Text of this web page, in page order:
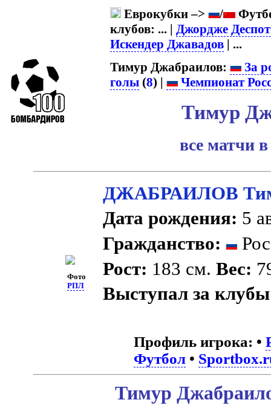
Еврокубки –> /
клубов: ... | Джордже
Искендер Джавадов | ...
Тимур Джабраилов:
За
голы (8) | Чемпионат
Тимур
все матчи
Фото
РПЛ
ДЖАБРАИЛОВ
Дата рождения: 5
Гражданство:
Рост: 183 см.Вес:
Выступал за
Профиль игрока: •
Футбол•
Тимур